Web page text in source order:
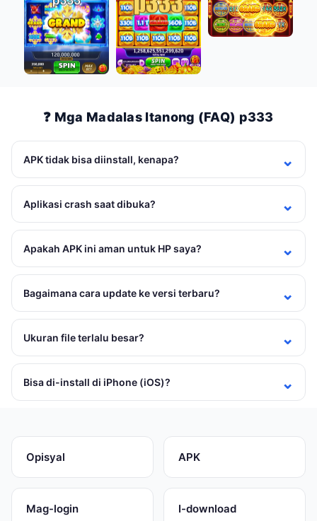
❓ Mga Madalas Itanong (FAQ) p333
APK tidak bisa diinstall, kenapa?
Aplikasi crash saat dibuka?
Apakah APK ini aman untuk HP saya?
Bagaimana cara update ke versi terbaru?
Ukuran file terlalu besar?
Bisa di-install di iPhone (iOS)?
Opisyal APK
Mag-login I-download